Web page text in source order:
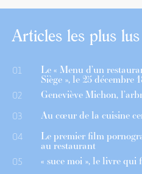
Articles les plus lus
01 Le « Menu d’un
Siège », le 25 décembre
02 Geneviève Michon,
03 Au cœur de la cuisine
04 Le premier film
au restaurant
05 « suce moi », le livre qui